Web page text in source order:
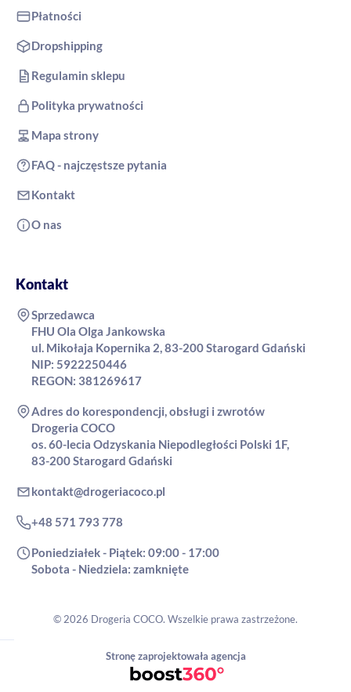
Płatności
Dropshipping
Regulamin sklepu
Polityka prywatności
Mapa strony
FAQ - najczęstsze pytania
Kontakt
O nas
Kontakt
Sprzedawca
FHU Ola Olga Jankowska
ul. Mikołaja Kopernika 2, 83-200 Starogard Gdański
NIP: 5922250446
REGON: 381269617
Adres do korespondencji, obsługi i zwrotów
Drogeria COCO
os. 60-lecia Odzyskania Niepodległości Polski 1F,
83-200 Starogard Gdański
kontakt@drogeriacoco.pl
+48 571 793 778
Poniedziałek - Piątek: 09:00 - 17:00
Sobota - Niedziela: zamknięte
© 2026 Drogeria COCO. Wszelkie prawa zastrzeżone.
Stronę zaprojektowała agencja